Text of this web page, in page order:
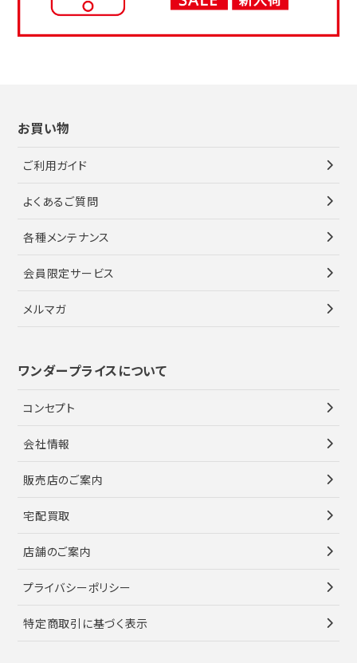
お買い物
ご利用ガイド
よくあるご質問
各種メンテナンス
会員限定サービス
メルマガ
ワンダープライスについて
コンセプト
会社情報
販売店のご案内
宅配買取
店舗のご案内
プライバシーポリシー
特定商取引に基づく表示